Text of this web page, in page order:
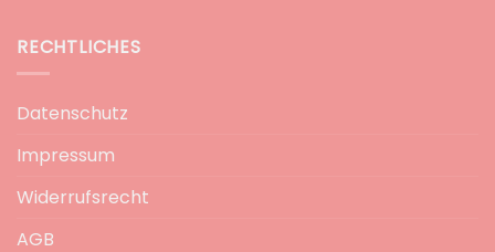
RECHTLICHES
Datenschutz
Impressum
Widerrufsrecht
AGB